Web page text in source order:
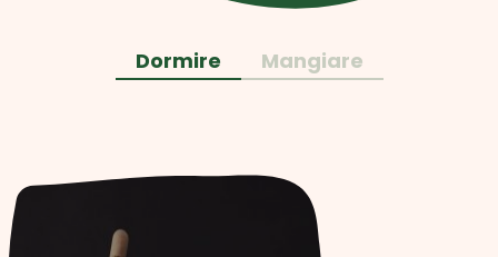
Dormire Mangiare